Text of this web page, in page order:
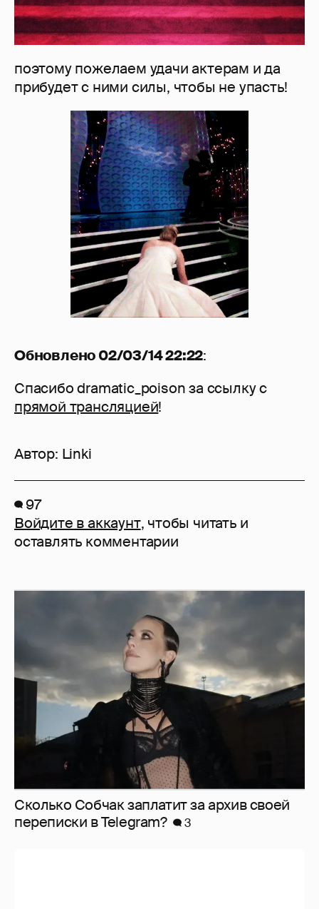
поэтому пожелаем удачи актерам и да
прибудет с ними силы, чтобы не упасть!
Обновлено 02/03/14 22:22:
Спасибо dramatic_poison за ссылку с
прямой трансляцией!
Автор: Linki
97
Войдите в аккаунт, чтобы читать и
оставлять комментарии
Сколько Собчак заплатит за архив своей
перeписки в Telegram?
3